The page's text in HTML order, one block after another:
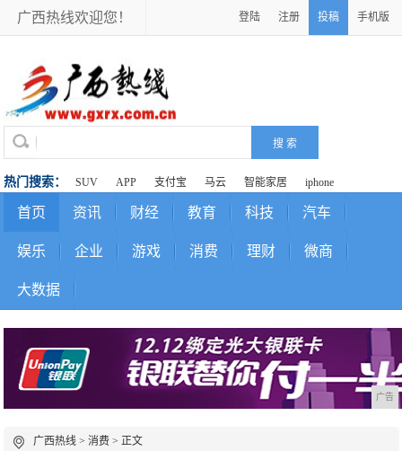
广西热线欢迎您！ 登陆 注册 投稿 手机版
热门搜索： SUV APP 支付宝 马云 智能家居 iphone
首页 资讯 财经 教育 科技 汽车
娱乐 企业 游戏 消费 理财 微商
大数据
广告
广西热线 >消费 > 正文